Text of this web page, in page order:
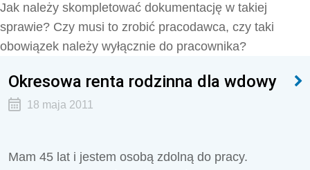
Jak należy skompletować dokumentację w takiej
sprawie? Czy musi to zrobić pracodawca, czy taki
obowiązek należy wyłącznie do pracownika?
Okresowa renta rodzinna dla wdowy
18 maja 2011
Mam 45 lat i jestem osobą zdolną do pracy.